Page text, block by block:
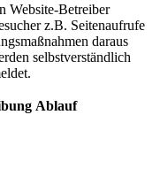
Website-Betreiber
z.B. Seitenaufrufe
daraus
selbstverständlich
Ablauf